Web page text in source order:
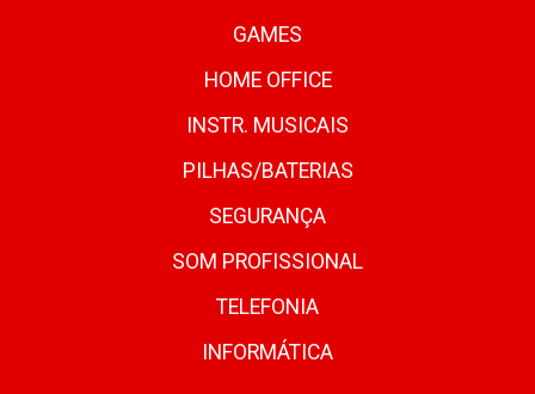
GAMES
HOME OFFICE
INSTR. MUSICAIS
PILHAS/BATERIAS
SEGURANÇA
SOM PROFISSIONAL
TELEFONIA
INFORMÁTICA